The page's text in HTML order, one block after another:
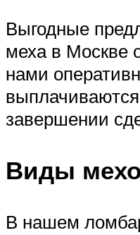
Выгодные
меха в Москве
нами
завершении
Виды
В нашем